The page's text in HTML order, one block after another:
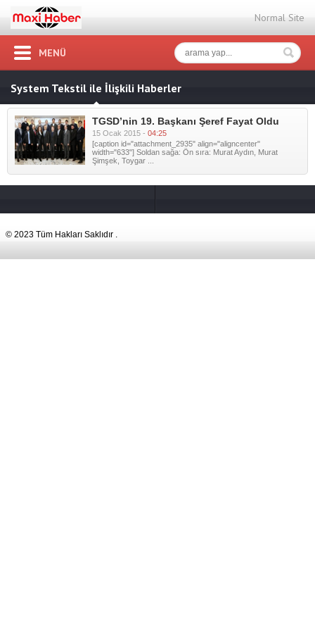
Normal Site
MENÜ
System Tekstil ile İlişkili Haberler
TGSD’nin 19. Başkanı Şeref Fayat Oldu
15 Ocak 2015 - 04:25
[caption id="attachment_2935" align="aligncenter"
width="633"] Soldan sağa: Ön sıra: Murat Aydın, Murat
Şimşek, Toygar ...
© 2023 Tüm Hakları Saklıdır .